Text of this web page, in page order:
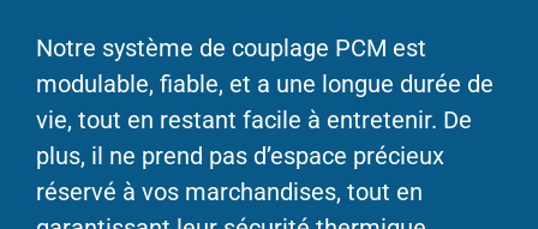
Notre système de couplage PCM est
modulable, fiable, et a une longue durée de
vie, tout en restant facile à entretenir. De
plus, il ne prend pas d’espace précieux
réservé à vos marchandises, tout en